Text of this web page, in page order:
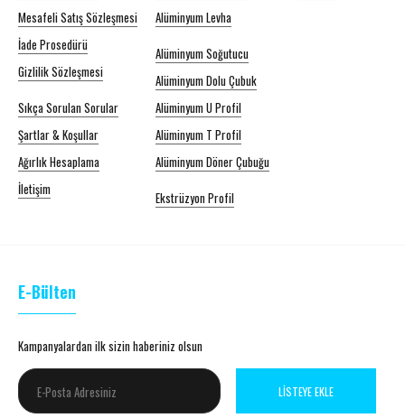
Mesafeli Satış Sözleşmesi
İade Prosedürü
Gizlilik Sözleşmesi
Sıkça Sorulan Sorular
Şartlar & Koşullar
Ağırlık Hesaplama
İletişim
Alüminyum Levha
Alüminyum Soğutucu
Alüminyum Dolu Çubuk
Alüminyum U Profil
Alüminyum T Profil
Alüminyum Döner Çubuğu
Ekstrüzyon Profil
E-Bülten
Kampanyalardan ilk sizin haberiniz olsun
LISTEYE EKLE